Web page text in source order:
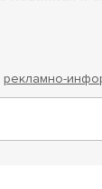
рекламно-